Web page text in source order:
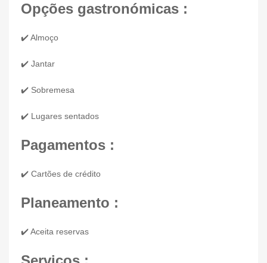
Opções gastronómicas :
✔️ Almoço
✔️ Jantar
✔️ Sobremesa
✔️ Lugares sentados
Pagamentos :
✔️ Cartões de crédito
Planeamento :
✔️ Aceita reservas